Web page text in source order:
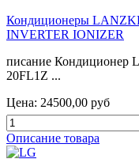
Кондиционеры
INVERTER IONIZER
писание Кондиционер
20FL1Z ...
Цена: 24500,00 руб
Описание товара